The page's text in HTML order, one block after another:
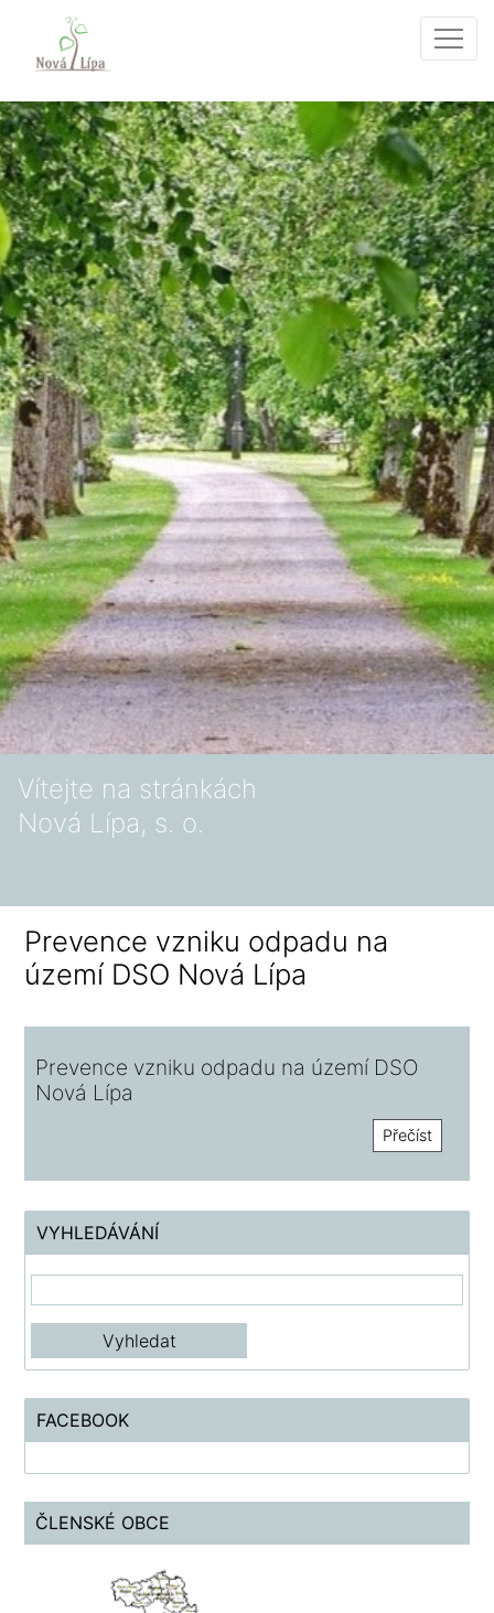
Vítejte na stránkách
Nová Lípa, s. o.
Prevence vzniku odpadu na
území DSO Nová Lípa
Prevence vzniku odpadu na území DSO
Nová Lípa
Přečíst
VYHLEDÁVÁNÍ
FACEBOOK
ČLENSKÉ OBCE